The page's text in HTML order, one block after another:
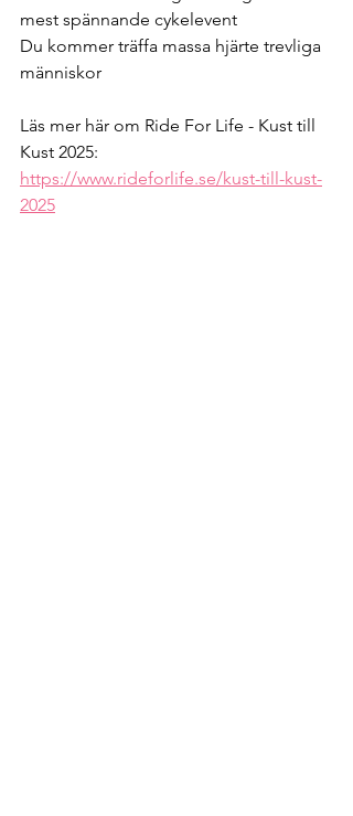
mest spännande cykelevent
Du kommer träffa massa hjärte trevliga
människor
Läs mer här om Ride For Life - Kust till
Kust 2025:
https://www.rideforlife.se/kust-till-kust-
2025